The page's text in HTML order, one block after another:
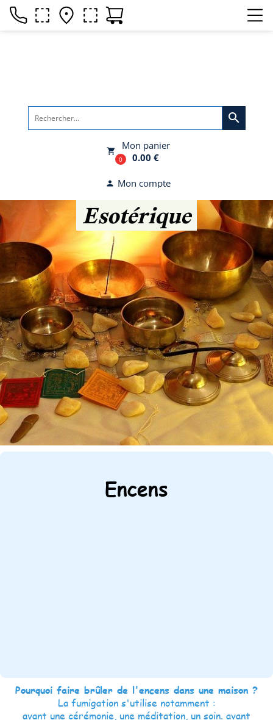
search
local_grocery_store
0
Mon panier
0.00 €
person Mon compte
Esotérique
Encens
Pourquoi faire brûler de l'encens dans une maison ?
La fumigation s'utilise notamment :
avant une cérémonie, une méditation, un soin. avant